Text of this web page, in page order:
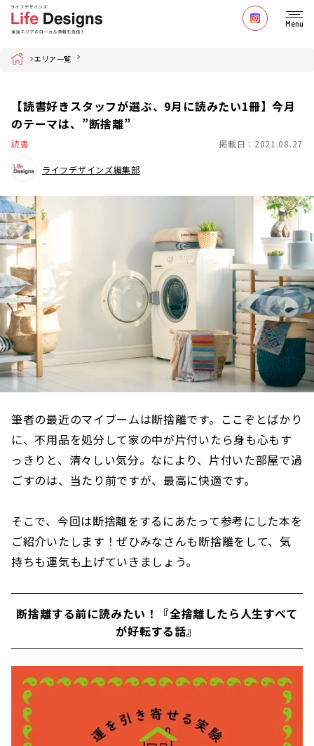
Menu
Home エリア一覧
【読書好きスタッフが選ぶ、9月に読みたい1冊】今月
のテーマは、”断捨離”
読書 掲載日：2021.08.27
ライフデザインズ編集部
筆者の最近のマイブームは断捨離です。ここぞとばかり
に、不用品を処分して家の中が片付いたら身も心もす
っきりと、清々しい気分。なにより、片付いた部屋で過
ごすのは、当たり前ですが、最高に快適です。
そこで、今回は断捨離をするにあたって参考にした本を
ご紹介いたします！ぜひみなさんも断捨離をして、気
持ちも運気も上げていきましょう。
断捨離する前に読みたい！『全捨離したら人生すべて
が好転する話』